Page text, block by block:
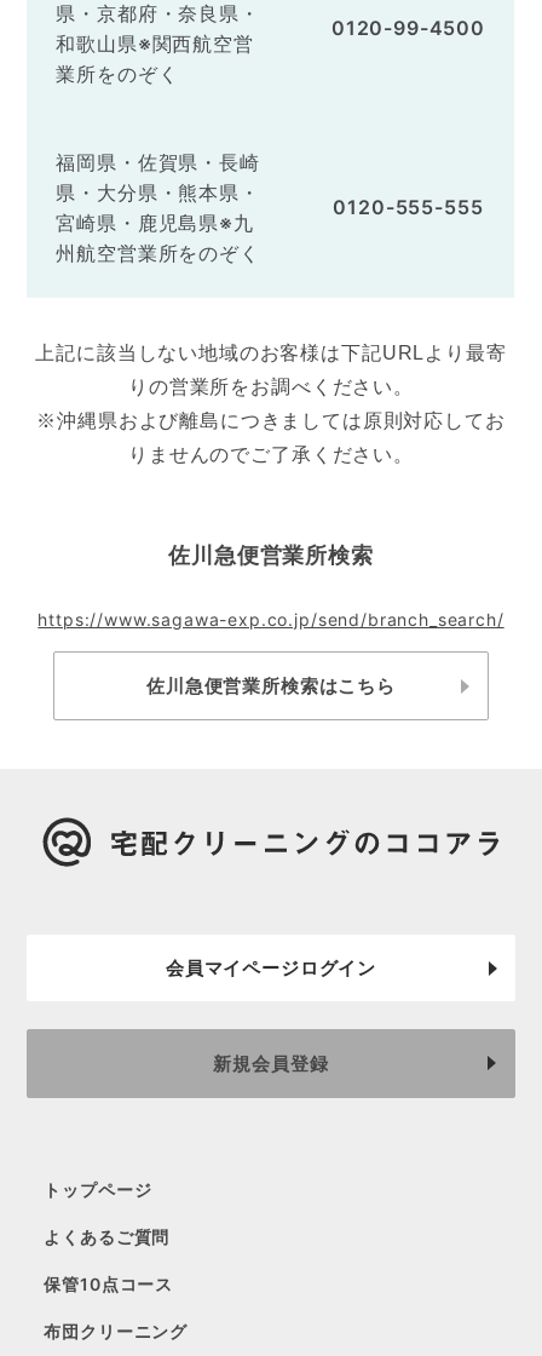
県・京都府・奈良県・
和歌山県※関西航空営
業所をのぞく
0120-99-4500
福岡県・佐賀県・長崎
県・大分県・熊本県・
宮崎県・鹿児島県※九
州航空営業所をのぞく
0120-555-555
上記に該当しない地域のお客様は下記URLより最寄
りの営業所をお調べください。
※沖縄県および離島につきましては原則対応してお
りませんのでご了承ください。
佐川急便営業所検索
https://www.sagawa-exp.co.jp/send/branch_search/
佐川急便営業所検索はこちら
会員マイページログイン
新規会員登録
トップページ
よくあるご質問
保管10点コース
布団クリーニング